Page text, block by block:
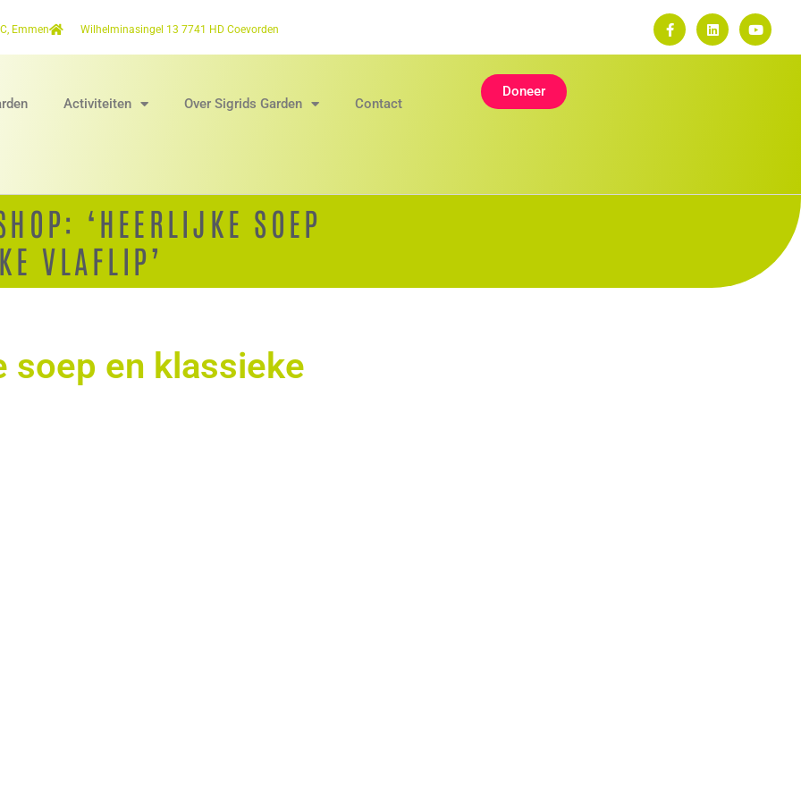
Emmen Wilhelminasingel 13 7741 HD Coevorden
Activiteiten Over Sigrids Garden Contact
Doneer
‘HEERLIJKE SOEP
VLAFLIP’
soep en klassieke